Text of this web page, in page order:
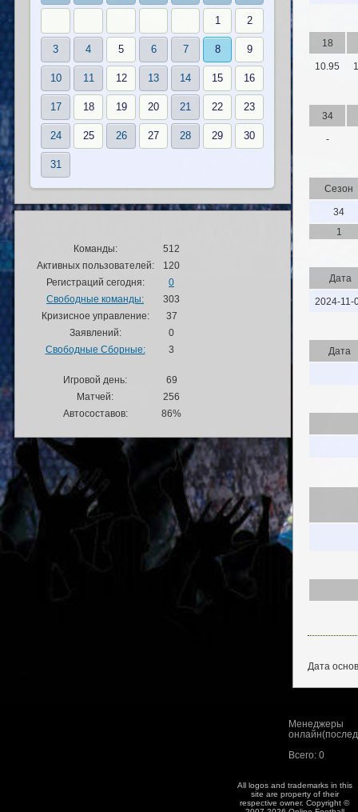
18
10.95
34
-
Сезон
34
1
Дата
2024-11-
Дата
Дата
1 2
3 4 5 6 7 8 9
10 11 12 13 14 15 16
17 18 19 20 21 22 23
24 25 26 27 28 29 30
31
Команды:
512
Активных пользователей:
120
Регистраций сегодня:
0
Свободные команды:
303
Кризисное управление:
37
Заявлений:
0
Свободные Сборные:
3
Игровой день:
69
Матчей:
256
Автосоставов:
86%
Менеджеры
Всего: 0
All logos and trademarks in this
site are property of their
respective owner. Copyright ©